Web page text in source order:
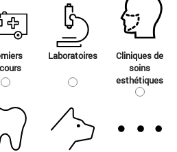
Laboratoires
Cliniques de
soins
esthétiques